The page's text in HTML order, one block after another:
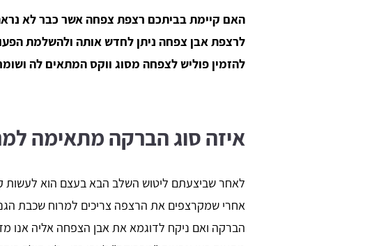
האם קיימת בביתכם רצפת צפחה אשר כבר לא
לרצפת אבן צפחה ניתן לחדש אותה ולהשלמת
להזמין פוליש לצפחה מסוג ווקס המתאים לה
איזה סוג הברקה מתאימה
לאחר שביצעתם ליטוש השלב הבא בעצם הוא לעשות
אחרי שמקרצפים את הרצפה צריכים למרוח שכבת
הברקה ואם ניקח לדוגמא את אבן הצפחה אליה אנו